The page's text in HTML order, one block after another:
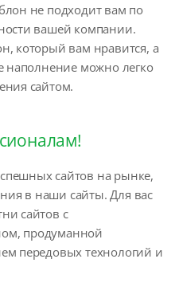
не подходит вам по
вашей компании.
который вам нравится, а
наполнение можно легко
сайтом.
сайтов на рынке,
в наши сайты. Для вас
сайтов с
продуманной
передовых технологий и